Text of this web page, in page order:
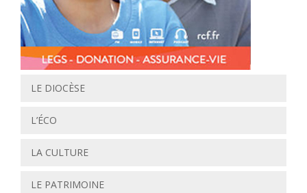
LE DIOCÈSE
L’ÉCO
LA CULTURE
LE PATRIMOINE